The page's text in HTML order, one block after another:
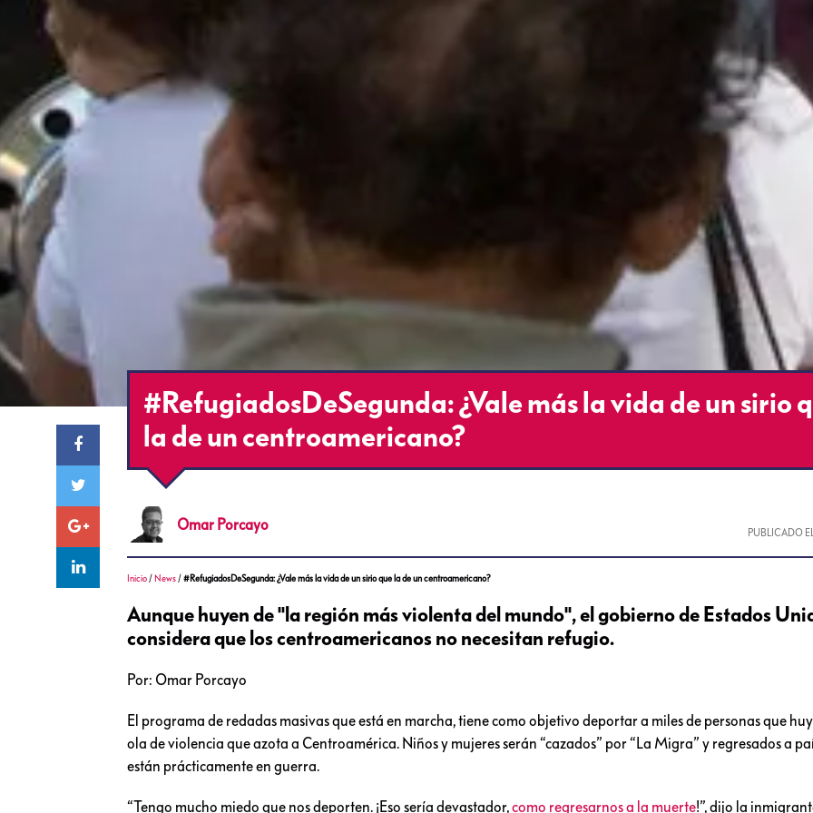
#RefugiadosDeSegunda: ¿Vale más la vida de un sirio
la de un centroamericano?
Omar Porcayo PUBLICADO
Inicio / News /#RefugiadosDeSegunda: ¿Vale más la vida de un sirio que la de un centroamericano?
Aunque huyen de "la región más violenta del mundo", el gobierno de Estados
considera que los centroamericanos no necesitan refugio.
Por: Omar Porcayo
El programa de redadas masivas que está en marcha, tiene como objetivo deportar a miles de personas que
ola de violencia que azota a Centroamérica. Niños y mujeres serán “cazados” por “La Migra” y regresados a
están prácticamente en guerra.
“Tengo mucho miedo que nos deporten. ¡Eso sería devastador,como regresarnos a la muerte!”, dijo la